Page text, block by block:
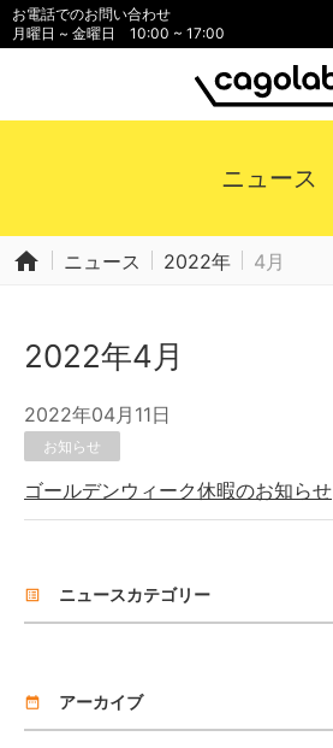
お電話でのお問い合わせ
月曜日 ~ 金曜日 10:00 ~ 17:00
ニュース
home ニュース 2022年 4月
2022年4月
2022年04月11日
お知らせ
ゴールデンウィーク休暇のお知らせ
list_alt ニュースカテゴリー
リリース
date_range アーカイブ